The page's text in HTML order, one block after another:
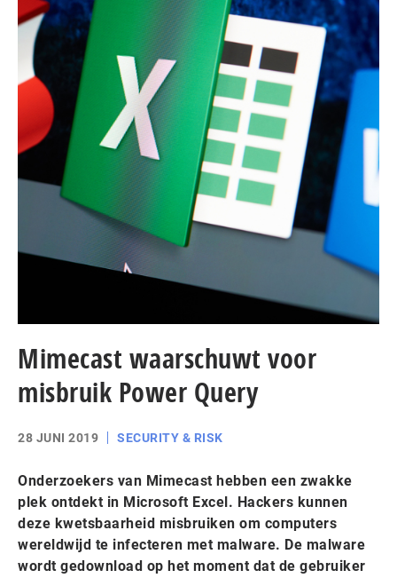
Mimecast waarschuwt voor
misbruik Power Query
28 JUNI 2019 SECURITY & RISK
Onderzoekers van Mimecast hebben een zwakke
plek ontdekt in Microsoft Excel. Hackers kunnen
deze kwetsbaarheid misbruiken om computers
wereldwijd te infecteren met malware. De malware
wordt gedownload op het moment dat de gebruiker